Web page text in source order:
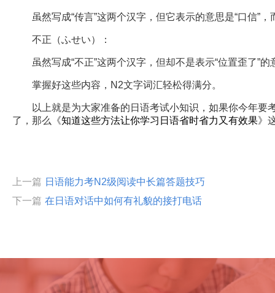
虽然写成“传言”这两个汉字，但它表示的意思是“口信”，
不正（ふせい）：
虽然写成“不正”这两个汉字，但却不是表示“位置歪了”的
掌握好这些内容，N2文字词汇轻松得满分。
以上就是为大家准备的日语考试小知识，如果你今年要
了，那么《知道这些方法让你学习日语省时省力又有效果》
上一篇 日语能力考N2级阅读中长篇答题技巧
下一篇 在日语对话中如何有礼貌的接打电话